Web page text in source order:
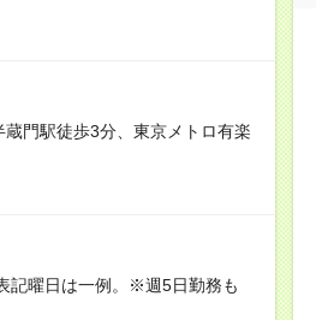
門駅徒歩3分、東京メトロ有楽
曜日は一例。※週5日勤務も